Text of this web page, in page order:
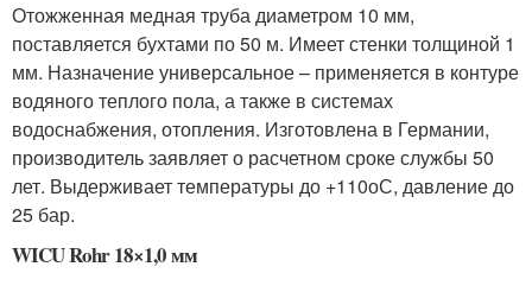
Отожженная медная труба диаметром 10 мм,
поставляется бухтами по 50 м. Имеет стенки толщиной 1
мм. Назначение универсальное – применяется в контуре
водяного теплого пола, а также в системах
водоснабжения, отопления. Изготовлена в Германии,
производитель заявляет о расчетном сроке службы 50
лет. Выдерживает температуры до +110оС, давление до
25 бар.
WICU Rohr 18×1,0 мм